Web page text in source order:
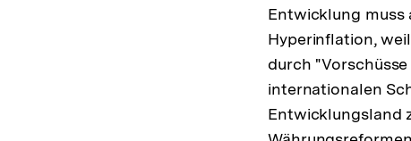
Entwicklung muss
Hyperinflation,
durch
internationalen
Entwicklungsland